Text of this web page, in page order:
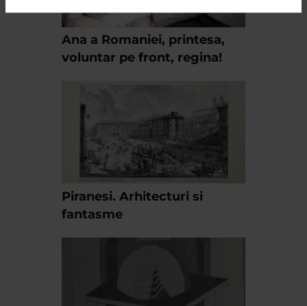
Ana a Romaniei, printesa,
voluntar pe front, regina!
Piranesi. Arhitecturi si
fantasme